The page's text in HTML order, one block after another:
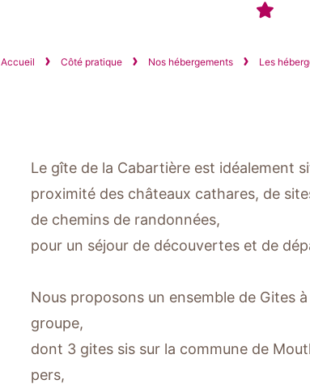
Accueil Côté pratique Nos hébergements Les
Le gîte de la Cabartière est idéalement
proximité des châteaux cathares, de
de chemins de randonnées,
pour un séjour de découvertes et de
Nous proposons un ensemble de Gites
groupe,
dont 3 gites sis sur la commune de
pers,